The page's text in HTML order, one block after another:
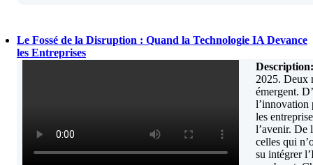
Le Fossé de la Disruption : Quand la Technologie IA Devance
les Entreprises
Description:
2025. Deux
émergent.
l’innovation
les
l’avenir. De
celles qui
su intégrer